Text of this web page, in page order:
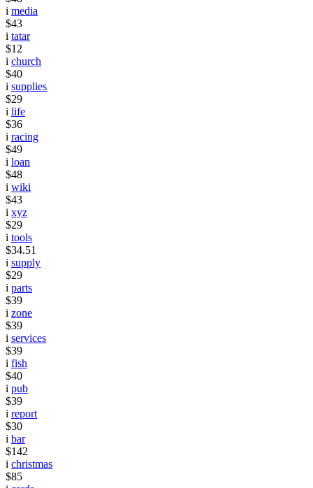
i media
$43
i tatar
$12
i church
$40
i supplies
$29
i life
$36
i racing
$49
i loan
$48
i wiki
$43
i xyz
$29
i tools
$34.51
i supply
$29
i parts
$39
i zone
$39
i services
$39
i fish
$40
i pub
$39
i report
$30
i bar
$142
i christmas
$85